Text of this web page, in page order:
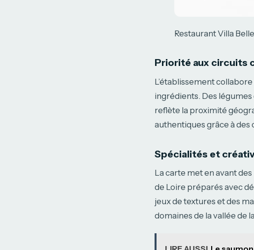
Restaurant Villa
Priorité aux circuits
L’établissement
ingrédients. Des
reflète la proximité
authentiques grâce à des
Spécialités et
La carte met en avant
de Loire préparés avec
jeux de textures et des
domaines de la vallée de